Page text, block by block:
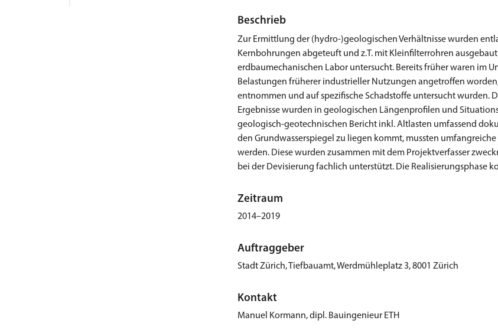
Beschrieb
Zur Ermittlung der (hydro-)geologischen Verhältnisse wurden
Kernbohrungen abgeteuft und z.T. mit Kleinfilterrohren
erdbaumechanischen Labor untersucht. Bereits früher waren im
Belastungen früherer industrieller Nutzungen angetroffen
entnommen und auf spezifische Schadstoffe untersucht wurden.
Ergebnisse wurden in geologischen Längenprofilen und
geologisch-geotechnischen Bericht inkl. Altlasten umfassend
den Grundwasserspiegel zu liegen kommt, mussten
werden. Diese wurden zusammen mit dem Projektverfasser
bei der Devisierung fachlich unterstützt. Die Realisierungsphase
Zeitraum
2014–2019
Auftraggeber
Stadt Zürich, Tiefbauamt, Werdmühleplatz 3, 8001 Zürich
Kontakt
Manuel Kormann, dipl. Bauingenieur ETH